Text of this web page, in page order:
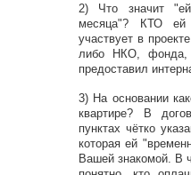
2) Что значит
месяца"? КТО ей
участвует в
либо НКО, фонда,
предоставил
3) На основании
квартире? В
пунктах чётко
которая ей
Вашей знакомой. В